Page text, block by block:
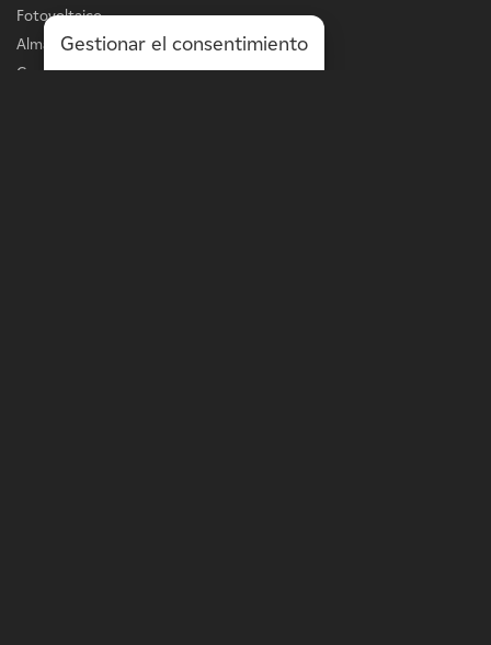
Fotovoltaico
Almacenamiento
Carga de vehículos eléctricos
Gestionar el consentimiento